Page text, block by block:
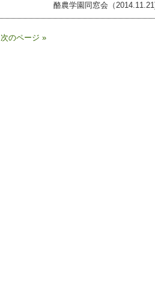
酪農学園同窓会（
次のページ »